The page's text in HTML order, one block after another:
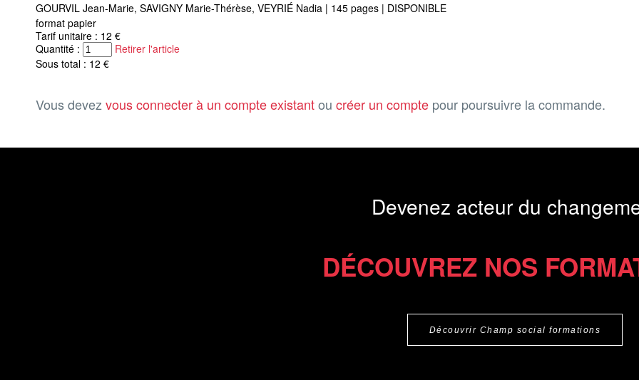
GOURVIL Jean-Marie, SAVIGNY Marie-Thérèse, VEYRIÉ Nadia | 145 pages | DISPONIBLE
format papier
Tarif unitaire : 12 €
Quantité :
Retirer l'article
Sous total : 12 €
Vous devezvous connecter à un compte existantou créer un compte pour poursuivre la commande.
Devenez acteur du
DÉCOUVREZ NOS
Découvrir Champ social formations